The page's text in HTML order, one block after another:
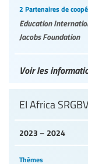
2 Partenaires de
Education
Jacobs Foundation
Voir les
2023 – 2024
EI Africa
Thèmes